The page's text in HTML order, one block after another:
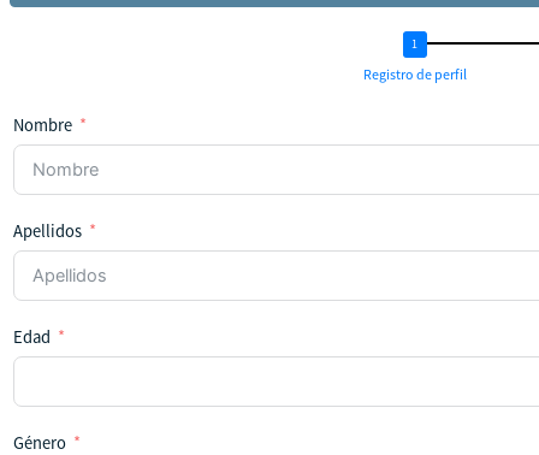
Registro de perfil
Nombre
Apellidos
Edad
Género